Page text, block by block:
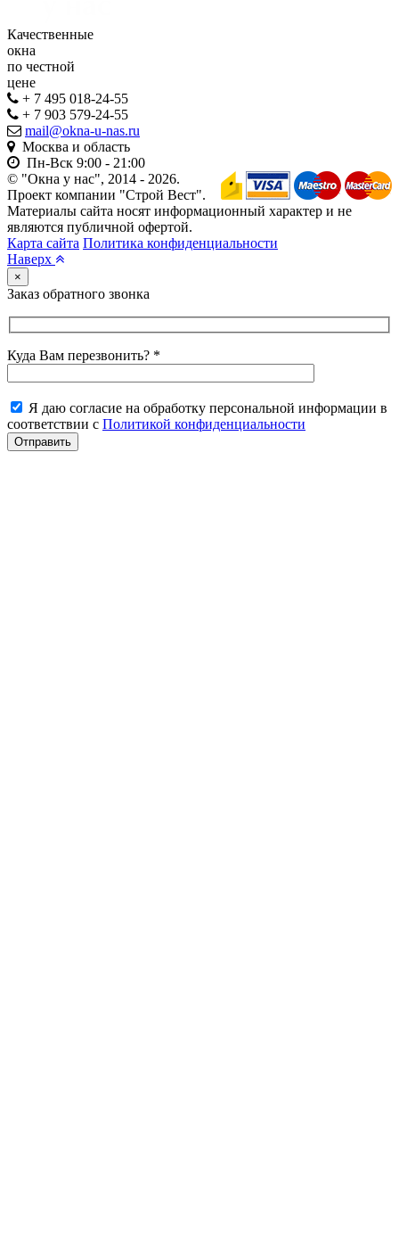
Качественные
окна
по честной
цене
+ 7 495 018-24-55
+ 7 903 579-24-55
mail@okna-u-nas.ru
Москва и область
Пн-Вск 9:00 - 21:00
© "Окна у нас", 2014 - 2026.
Проект компании "Строй Вест".
Материалы сайта носят информационный характер и не
являются публичной офертой.
Карта сайта Политика конфиденциальности
Наверх
×
Заказ обратного звонка
Куда Вам перезвонить? *
Я даю согласие на обработку персональной информации в
соответствии с Политикой конфиденциальности